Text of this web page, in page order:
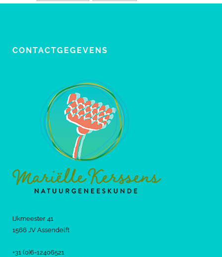
CONTACTGEGEVENS
IJkmeester 41
1566 JV Assendelft
+31 (0)6-12406521